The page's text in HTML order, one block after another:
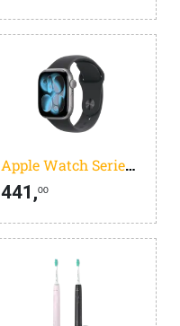
Apple Watch Series 11
441,00